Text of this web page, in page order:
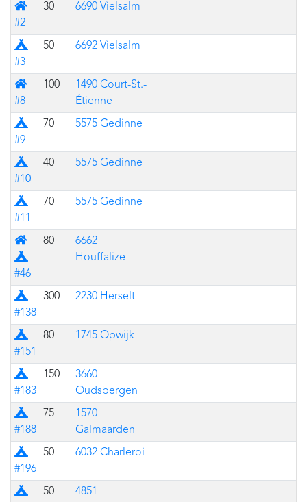
Bâtiment
#2
30 6690 Vielsalm
Prairie
#3
50 6692 Vielsalm
Bâtiment
#8
100
1490 Court-St.-
Étienne
Prairie
#9
70 5575 Gedinne
Prairie
#10
40 5575 Gedinne
Prairie
#11
70 5575 Gedinne
Mixte (bâtiment avec prairie pour des tentes)
#46
80
6662
Houffalize
Prairie
#138
300 2230 Herselt
Prairie
#151
80 1745 Opwijk
Prairie
#183
150
3660
Oudsbergen
Prairie
#188
75
1570
Galmaarden
Prairie
#196
50 6032 Charleroi
Prairie 50
4851